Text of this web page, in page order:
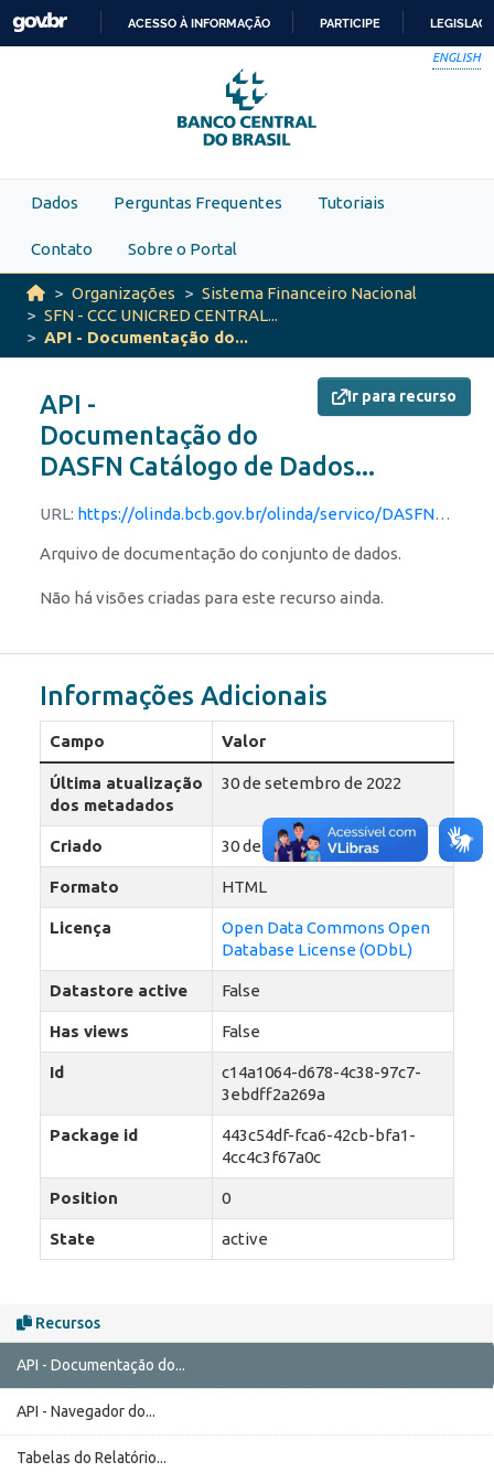
Skip to main content
PARA
O
CONTEÚDO
ACESSO À INFORMAÇÃO PARTICIPE
ENGLISH
Dados Perguntas Frequentes Tutoriais
Contato Sobre o Portal
Organizações
Sistema Financeiro Nacional
SFN - CCC UNICRED CENTRAL...
API - Documentação do...
Ir para recurso
API -
Documentação do
DASFN Catálogo de Dados...
URL: https://olinda.bcb.gov.br/olinda/servico/DASFN/versao/v1/documentacao
Arquivo de documentação do conjunto de dados.
Não há visões criadas para este recurso ainda.
Recursos
API - Documentação do...
API - Navegador do...
Tabelas do Relatório...
Informações Adicionais
Campo Valor
Última atualização
dos metadados
30 de setembro de 2022
Criado 30 de setembro de 2022
Formato HTML
Licença
Open Data Commons Open
Database License (ODbL)
Datastore active False
Has views False
Id
c14a1064-d678-4c38-97c7-
3ebdff2a269a
Package id
443c54df-fca6-42cb-bfa1-
4cc4c3f67a0c
Position 0
State active